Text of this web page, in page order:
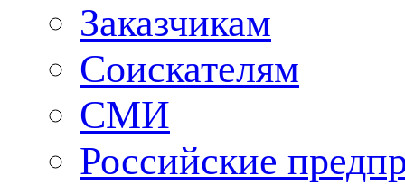
Заказчикам
Соискателям
СМИ
Российские